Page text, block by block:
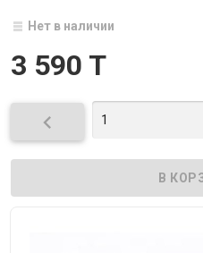
Нет в наличии
3 590 T
